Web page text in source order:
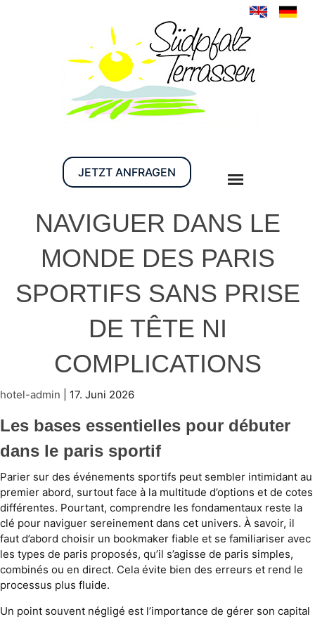
JETZT ANFRAGEN
NAVIGUER DANS LE
MONDE DES PARIS
SPORTIFS SANS PRISE
DE TÊTE NI
COMPLICATIONS
hotel-admin 17. Juni 2026
Les bases essentielles pour débuter
dans le paris sportif
Parier sur des événements sportifs peut sembler intimidant au
premier abord, surtout face à la multitude d’options et de cotes
différentes. Pourtant, comprendre les fondamentaux reste la
clé pour naviguer sereinement dans cet univers. À savoir, il
faut d’abord choisir un bookmaker fiable et se familiariser avec
les types de paris proposés, qu’il s’agisse de paris simples,
combinés ou en direct. Cela évite bien des erreurs et rend le
processus plus fluide.
Un point souvent négligé est l’importance de gérer son capital